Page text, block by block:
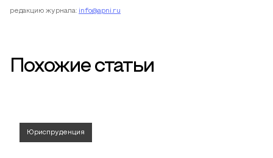
редакцию журнала: info@apni.ru
Похожие статьи
Юриспруденция